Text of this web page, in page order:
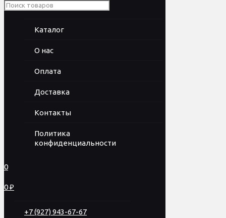
Каталог
О нас
Оплата
Доставка
Контакты
Политика
конфиденциальности
0
0 ₽
+7 (927) 943-67-67